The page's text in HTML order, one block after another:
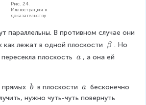
Рис. 24.
Иллюстрация к
доказательству
параллельны. В противном случае они
как лежат в одной плоскости \
b
a
β . Но
пересекла плоскость \
a , а она ей
прямых \
\
b в плоскости \
\
a бесконечно
нужно чуть-чуть повернуть